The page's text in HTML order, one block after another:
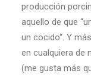
producción
aquello de que
un cocido“. Y
en cualquiera de
(me gusta más